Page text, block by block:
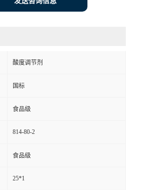
酸度调节剂
国标
食品级
814-80-2
食品级
25*1